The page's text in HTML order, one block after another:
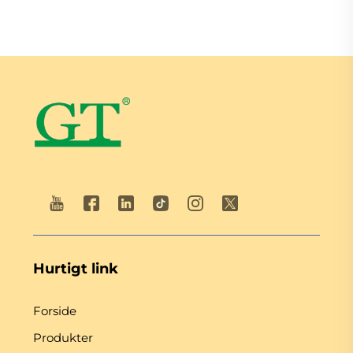
Hurtigt link
Forside
Produkter